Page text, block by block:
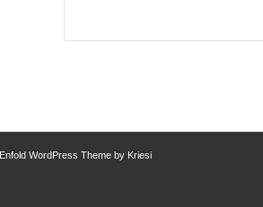
Enfold WordPress Theme by Kriesi